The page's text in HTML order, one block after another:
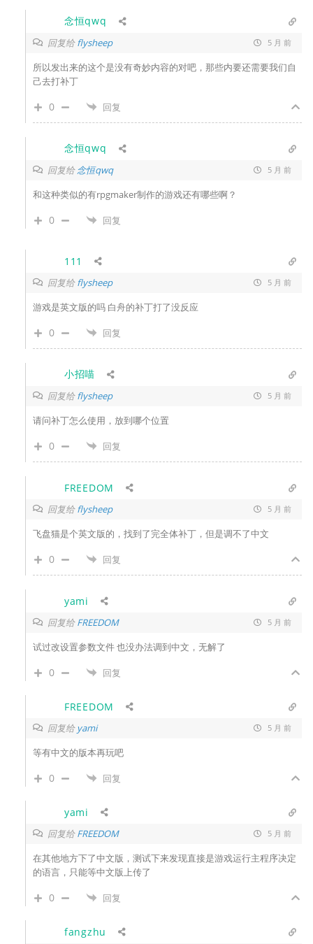
念恒qwq
回复给flysheep 5 月 前
所以发出来的这个是没有奇妙内容的对吧，那些内要还需要我们自
己去打补丁
0 回复
念恒qwq
回复给念恒qwq 5 月 前
和这种类似的有rpgmaker制作的游戏还有哪些啊？
0 回复
111
回复给flysheep 5 月 前
游戏是英文版的吗 白舟的补丁打了没反应
0 回复
小招喵
回复给flysheep 5 月 前
请问补丁怎么使用，放到哪个位置
0 回复
FREEDOM
回复给flysheep 5 月 前
飞盘猫是个英文版的，找到了完全体补丁，但是调不了中文
0 回复
yami
回复给FREEDOM 5 月 前
试过改设置参数文件 也没办法调到中文，无解了
0 回复
FREEDOM
回复给yami 5 月 前
等有中文的版本再玩吧
0 回复
yami
回复给FREEDOM 5 月 前
在其他地方下了中文版，测试下来发现直接是游戏运行主程序决定
的语言，只能等中文版上传了
0 回复
fangzhu